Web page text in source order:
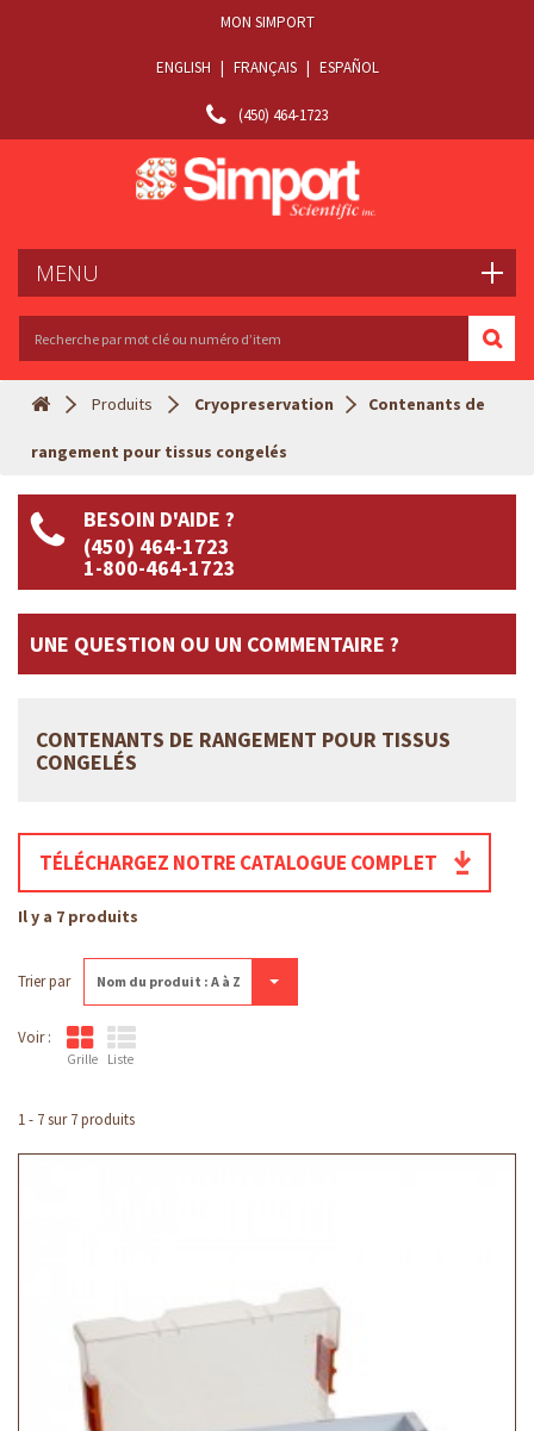
(450) 464-1723
ENGLISH | FRANÇAIS | ESPAÑOL
MON SIMPORT
MENU
Produits Cryopreservation Contenants de
rangement pour tissus congelés
BESOIN D'AIDE ?
(450) 464-1723
1-800-464-1723
UNE QUESTION OU UN COMMENTAIRE ?
CONTENANTS DE RANGEMENT POUR TISSUS
CONGELÉS
TÉLÉCHARGEZ NOTRE CATALOGUE COMPLET
Il y a 7 produits
Trier par Nom du produit : A à Z
Voir :
Grille Liste
1 - 7 sur 7 produits